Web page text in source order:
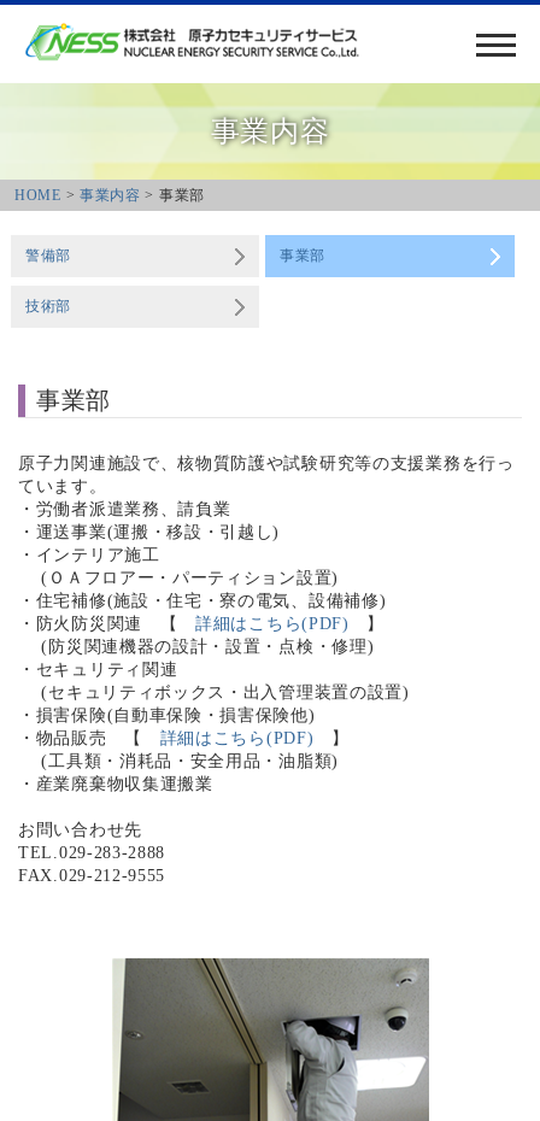
事業内容
HOME > 事業内容 > 事業部
警備部 事業部
技術部
事業部
原子力関連施設で、核物質防護や試験研究等の支援業務を行っ
ています。
・労働者派遣業務、請負業
・運送事業(運搬・移設・引越し)
・インテリア施工
(ＯＡフロアー・パーティション設置)
・住宅補修(施設・住宅・寮の電気、設備補修)
・防火防災関連 【
詳細はこちら(PDF)
】
(防災関連機器の設計・設置・点検・修理)
・セキュリティ関連
(セキュリティボックス・出入管理装置の設置)
・損害保険(自動車保険・損害保険他)
・物品販売 【
詳細はこちら(PDF)
】
(工具類・消耗品・安全用品・油脂類)
・産業廃棄物収集運搬業
お問い合わせ先
TEL.029-283-2888
FAX.029-212-9555